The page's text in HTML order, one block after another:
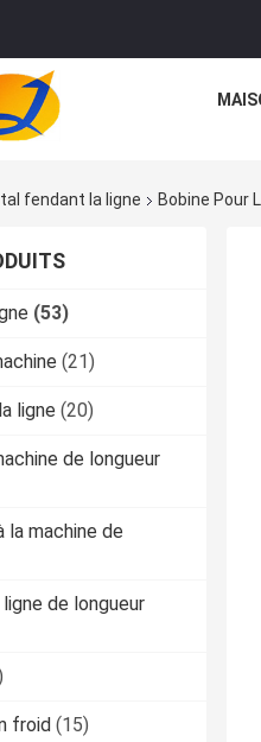
fendant la ligne Bobine Pour
(53)
(21)
ligne (20)
de longueur
la machine de
de longueur
froid (15)